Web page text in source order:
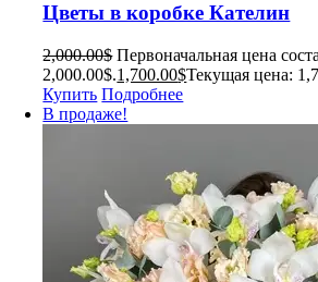
Цветы в коробке Кателин
2,000.00$ Первоначальная цена
2,000.00$.1,700.00$Текущая цена:
Купить Подробнее
В продаже!